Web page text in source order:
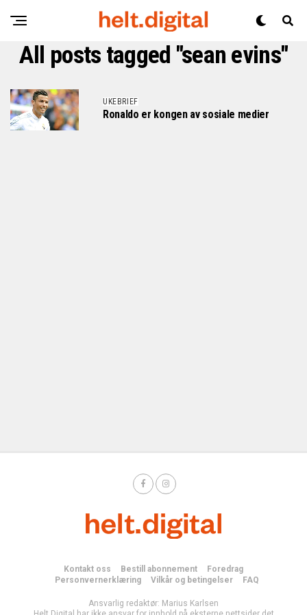
All posts tagged "sean evins"
UKEBRIEF
Ronaldo er kongen av sosiale medier
Kontakt oss Bestill abonnement
Foredrag
Personvernerklæring
Vilkår og betingelser FAQ
Ansvarlig redaktør: Marius Karlsen